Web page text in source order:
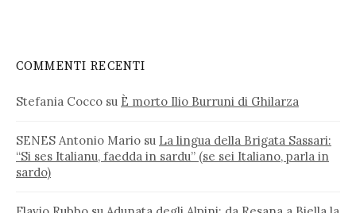
COMMENTI RECENTI
Stefania Cocco su È morto Ilio Burruni di Ghilarza
SENES Antonio Mario su La lingua della Brigata Sassari:
“Si ses Italianu, faedda in sardu” (se sei Italiano, parla in
sardo)